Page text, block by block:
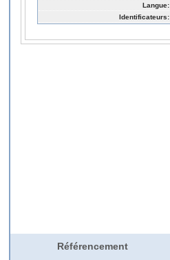
Langue:
Identificateurs:
Référencement